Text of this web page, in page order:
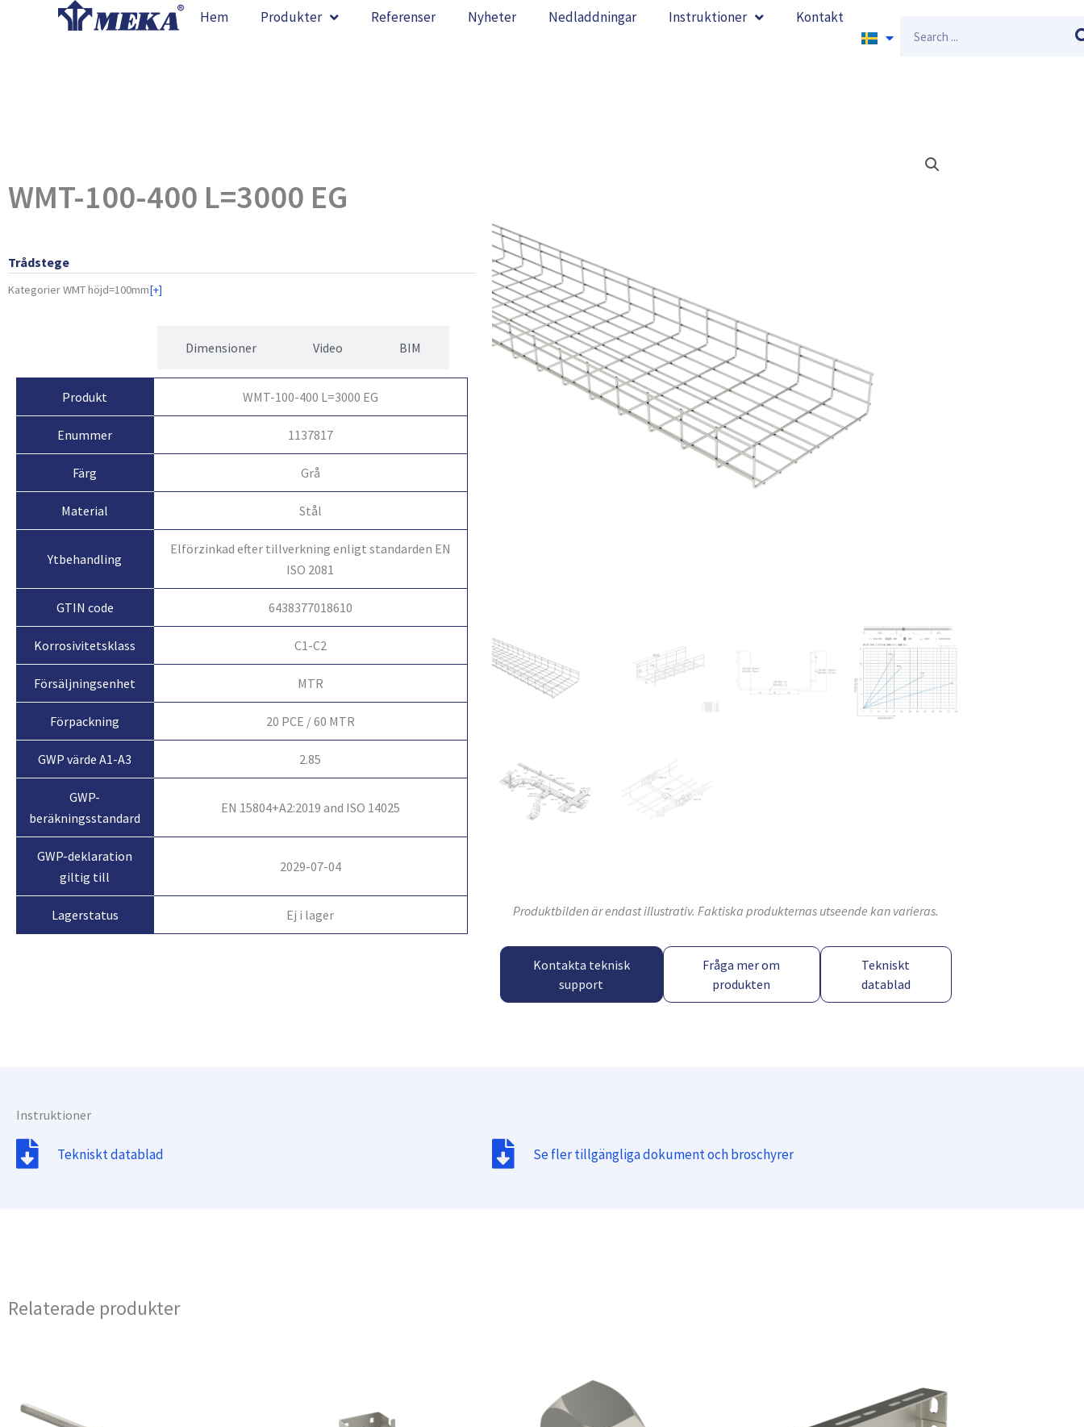
Hem Produkter Referenser Nyheter Nedladdningar Instruktioner Kontakt
WMT-100-400 L=3000 EG
Trådstege
KategorierWMT höjd=100mm[+]
Dimensioner Video BIM
Produkt WMT-100-400 L=3000 EG
Enummer 1137817
Färg Grå
Material Stål
Ytbehandling
Elförzinkad efter tillverkning enligt standarden EN
ISO 2081
GTIN code 6438377018610
Korrosivitetsklass C1-C2
Försäljningsenhet MTR
Förpackning 20 PCE / 60 MTR
GWP värde A1-A3 2.85
GWP-
beräkningsstandard
EN 15804+A2:2019 and ISO 14025
GWP-deklaration
giltig till
2029-07-04
Lagerstatus Ej i lager Produktbilden är endast illustrativ. Faktiska produkternas utseende kan varieras.
Kontakta teknisk
support
Fråga mer om
produkten
Tekniskt
datablad
Instruktioner
Tekniskt datablad Se fler tillgängliga dokument och broschyrer
Relaterade produkter